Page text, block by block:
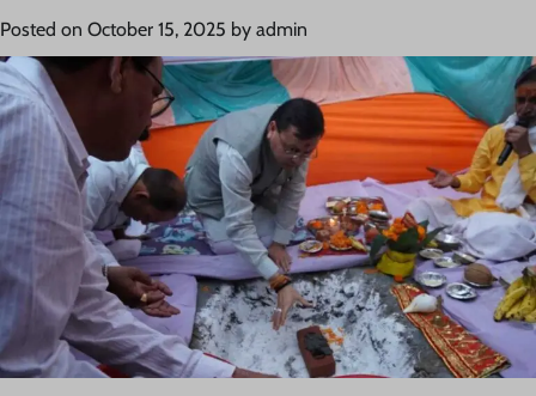
Posted on October 15, 2025 by admin